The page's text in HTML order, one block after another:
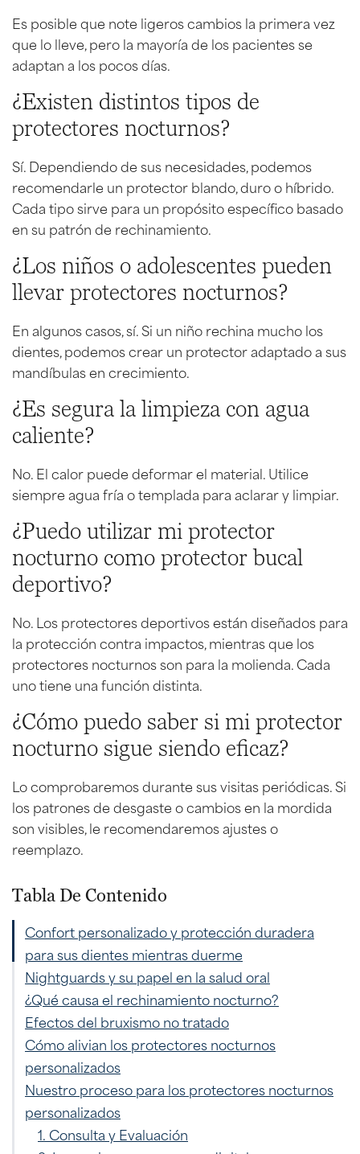
Es posible que note ligeros cambios la primera vez
que lo lleve, pero la mayoría de los pacientes se
adaptan a los pocos días.
¿Existen distintos tipos de
protectores nocturnos?
Sí. Dependiendo de sus necesidades, podemos
recomendarle un protector blando, duro o híbrido.
Cada tipo sirve para un propósito específico basado
en su patrón de rechinamiento.
¿Los niños o adolescentes pueden
llevar protectores nocturnos?
En algunos casos, sí. Si un niño rechina mucho los
dientes, podemos crear un protector adaptado a sus
mandíbulas en crecimiento.
¿Es segura la limpieza con agua
caliente?
No. El calor puede deformar el material. Utilice
siempre agua fría o templada para aclarar y limpiar.
¿Puedo utilizar mi protector
nocturno como protector bucal
deportivo?
No. Los protectores deportivos están diseñados para
la protección contra impactos, mientras que los
protectores nocturnos son para la molienda. Cada
uno tiene una función distinta.
¿Cómo puedo saber si mi protector
nocturno sigue siendo eficaz?
Lo comprobaremos durante sus visitas periódicas. Si
los patrones de desgaste o cambios en la mordida
son visibles, le recomendaremos ajustes o
reemplazo.
Tabla De Contenido
Confort personalizado y protección duradera
para sus dientes mientras duerme
Nightguards y su papel en la salud oral
¿Qué causa el rechinamiento nocturno?
Efectos del bruxismo no tratado
Cómo alivian los protectores nocturnos
personalizados
Nuestro proceso para los protectores nocturnos
personalizados
1. Consulta y Evaluación